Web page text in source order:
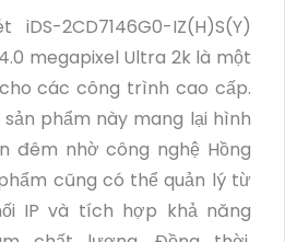
2CD7146G0-IZ(H)S(Y)
megapixel Ultra 2k là một
các công trình cao cấp.
phẩm này mang lại hình
đêm nhờ công nghệ Hồng
cũng có thể quản lý từ
IP và tích hợp khả năng